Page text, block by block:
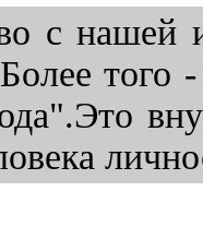
с нашей
того